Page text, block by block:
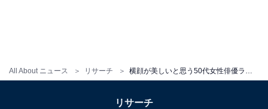
All About ニュース リサーチ
リサーチ